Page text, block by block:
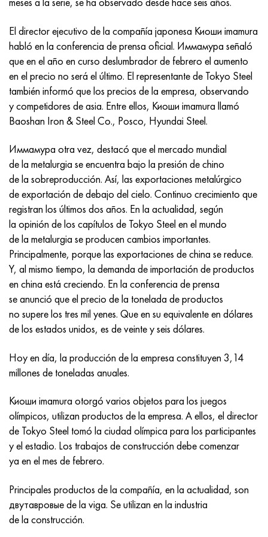
El director ejecutivo de la compañía japonesa Киоши imamura
habló en la conferencia de prensa oficial. Иммамура señaló
que en el año en curso deslumbrador de febrero el aumento
en el precio no será el último. El representante de Tokyo Steel
también informó que los precios de la empresa, observando
y competidores de asia. Entre ellos, Киоши imamura llamó
Baoshan Iron & Steel Co., Posco, Hyundai Steel.
Иммамура otra vez, destacó que el mercado mundial
de la metalurgia se encuentra bajo la presión de chino
de la sobreproducción. Así, las exportaciones metalúrgico
de exportación de debajo del cielo. Continuo crecimiento que
registran los últimos dos años. En la actualidad, según
la opinión de los capítulos de Tokyo Steel en el mundo
de la metalurgia se producen cambios importantes.
Principalmente, porque las exportaciones de china se reduce.
Y, al mismo tiempo, la demanda de importación de productos
en china está creciendo. En la conferencia de prensa
se anunció que el precio de la tonelada de productos
no supere los tres mil yenes. Que en su equivalente en dólares
de los estados unidos, es de veinte y seis dólares.
Hoy en día, la producción de la empresa constituyen 3,14
millones de toneladas anuales.
Киоши imamura otorgó varios objetos para los juegos
olímpicos, utilizan productos de la empresa. A ellos, el director
de Tokyo Steel tomó la ciudad olímpica para los participantes
y el estadio. Los trabajos de construcción debe comenzar
ya en el mes de febrero.
Principales productos de la compañía, en la actualidad, son
двутавровые de la viga. Se utilizan en la industria
de la construcción.
Incotherm
incotest
Jette M152
Cobalto 6B
maraging 250
René 41
Maraging 300
Maraging 350
MP35N
MP159
multimetro n155
Nicrofer 5923 hMo
Nicrofer 6030
Nitronik 40
Nitronik 50
Nitrónico 60
Nitronik 75
Nimonic 80a
47ND
47НХР
49KF
49K2F, 49K2FA-VI
Aleación 50N
Aleación 50NP
50NHS
Aleación 52N
52K12F
56DGNH
68NKhVKTYu
79NM, Lupa 7904
80NM
80NMV-VI
80NHS
81HMA
Tipos de aleaciones de precisión
termobimetales
HN62VMYUT
HN62MVKYU
HN63MB
XN65VM
KhN65VMTYu
KhN67MVTYu
KhN68VKTYU
KhN68VMTYUK-vd
KhN70VMTYu
HN73MBTYu
XN70YU
HN75MBTYu
XN75TBYu
XN77TYu
XN77TYUR
ХН78Т
HN80TBY
N65M, EP982
VT-35
PT-1M
PT-3V
PT-7M
2B
SPT-2 sv
A LAS 3
3M
TL3
5B
TL5
A LAS 6
TS-6
14 titanio
SP-17
40 titanio
1.4466 - AISI 310MoLn
Aleación Al6xn
15-7Ph® - 1.4532
PH 13-8 meses - 1.4534
1.4542 - 17-4Ph®
Custom 455® - 1.4543 - uns s45500
1.4545 - 15-5Ph®
1.4548 - 17-4Ph®
1.4550 - AISI 347
1.4567 - AISI 304Cu
1.4570-aisi303Cu
1.4574 - Aleación PH 15-7 Mo®
1.4580 - AISI 316Cb
1.4597 - AISI 204Cu
Aleación 28 - 1.4563
Aleación 31 - 1.4562
Aleación 254smo® - 1.4547
Aleación 926 - 1.4529
10X17H13M3T
10X18N18Yu4D
11X11N2V2MF
12Х18Н9Т
13X11N2V2MF
15x11mf
15х12vnmf
15Х12Н2MVFAB
15X16K5N2MVFAB
15X16H2AM
18X11MNFB
18X12VMBFR
20X12VNMF
20Х3FMI
21NKMT
37X12N8G8MFB
40X10X2M
40Х9С2
2,0872, CuNi10Fe1Mn, Cw352h
Bronce aluminio silicio
CW301G, C64200
bronce de silicio
C65500, CuAl11Fe3
C65620, CuSi3Fe2Zn3
C65100, CuSi1.5
Bronce estaño-plomo
c92200, CuSn6Zn4Pb2
latón rojo
C84400, CuSn2ZnPb
C83600, CuSn5ZnPb
45G2, 45g2, AISI 1144
Aleación de acero estructural
10g2, 10g2, AISI 1513
12X2H4A, 15NiCr13, 1.5752
AC14, 11SMnPb30
20G, 20mn5
20XH3A, AISI 4320, 20hn3a
20HM, 24CrMo5, 20hm
25KhGM, 20CrMo5, 1.7264
30X, AISI 5130, 30h
30hgs, 30hgs
30hgsa, 30hgsa
30hgsn2a, 30hgsna
30xn2ma, 30CrNiMo8
30хн3а, 31nicr14
34khn3ma, 36NiCrMo16, 35NiCrMo16
35hgs, 35hgs
35hgsa, 35hgsa
Р6М5, 1.3343, hs6-5-2, sw7m
Р6М5К5, 1.3243, hs6-5-2-5
R6M5F3, 1.3344, hs6-5-3
9М4К8,1.3207
R12F3, 1.3318, sw12
P18, 1,3355, hs18-0-1, sw18
Acero carbono
10,1.1645, C105W1
11G12, 110G13L, X120Mn12